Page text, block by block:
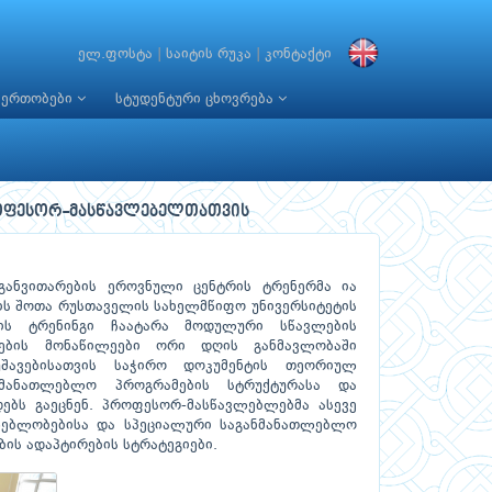
ელ.ფოსტა საიტის რუკა კონტაქტი
სტუდენტური ცხოვრება
მასწავლებელთათვის
ეროვნული ცენტრის ტრენერმა ია
შოთა რუსთაველის სახელმწიფო უნივერსიტეტის
ტრენინგი ჩაატარა მოდულური სწავლების
მონაწილეები ორი დღის განმავლობაში
საჭირო დოკუმენტის თეორიულ
პროგრამების სტრუქტურასა და
გაეცნენ. პროფესორ-მასწავლებლებმა ასევე
და სპეციალური საგანმანათლებლო
ადაპტირების სტრატეგიები.